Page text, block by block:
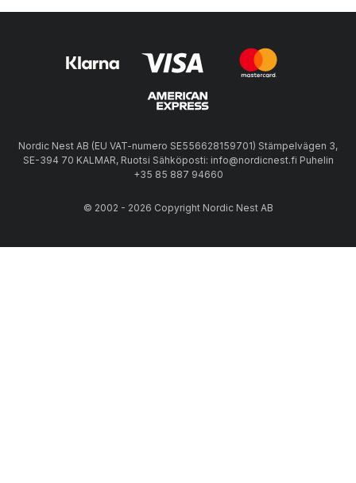
Nordic Nest AB (EU VAT-numero SE556628159701) Stämpelvägen 3,
SE-394 70 KALMAR, Ruotsi Sähköposti: info@nordicnest.fi Puhelin
+35 85 887 94660
© 2002 - 2026 Copyright Nordic Nest AB